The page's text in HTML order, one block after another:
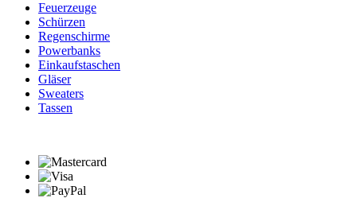
Feuerzeuge
Schürzen
Regenschirme
Powerbanks
Einkaufstaschen
Gläser
Sweaters
Tassen